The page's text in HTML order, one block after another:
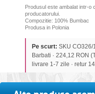
Produsul este ambalat intr-o
producatorului.
Compozitie: 100% Bumbac
Produsa in Polonia
Pe scurt: SKU CO326/
Barbati · 224,12 RON
livrare 1-7 zile · retur